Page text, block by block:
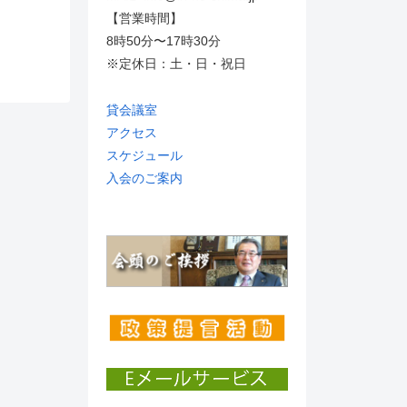
【営業時間】
8時50分〜17時30分
※定休日：土・日・祝日
貸会議室
アクセス
スケジュール
入会のご案内